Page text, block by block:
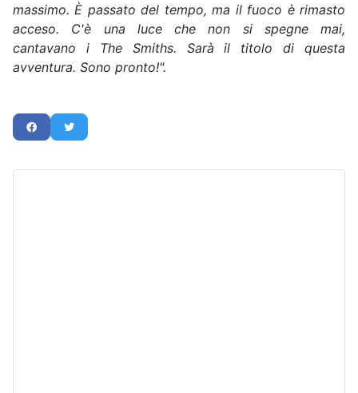
massimo. È passato del tempo, ma il fuoco è rimasto
acceso. C'è una luce che non si spegne mai,
cantavano i The Smiths. Sarà il titolo di questa
avventura. Sono pronto!".